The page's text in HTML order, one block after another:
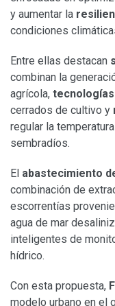
y aumentar la
condiciones
Entre ellas destacan
combinan la
agrícola,
cerrados de cultivo y
regular la
sembradíos.
El abastecimiento
combinación de
escorrentías
agua de mar
inteligentes de
hídrico.
Con esta propuesta,
modelo urbano en el